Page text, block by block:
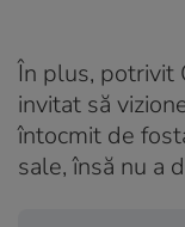
În plus, potrivit
invitat să
întocmit de
sale, însă nu a